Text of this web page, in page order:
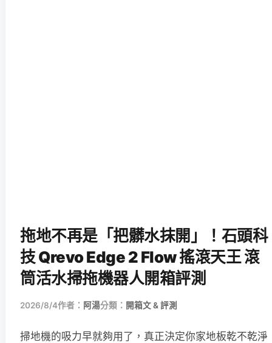
拖地不再是「把髒水抹開」！石頭科
技 Qrevo Edge 2 Flow 搖滾天王 滾
筒活水掃拖機器人開箱評測
2026/8/4作者： 阿湯分類： 開箱文 & 評測
掃地機的吸力早就夠用了，真正決定你家地板乾不乾淨